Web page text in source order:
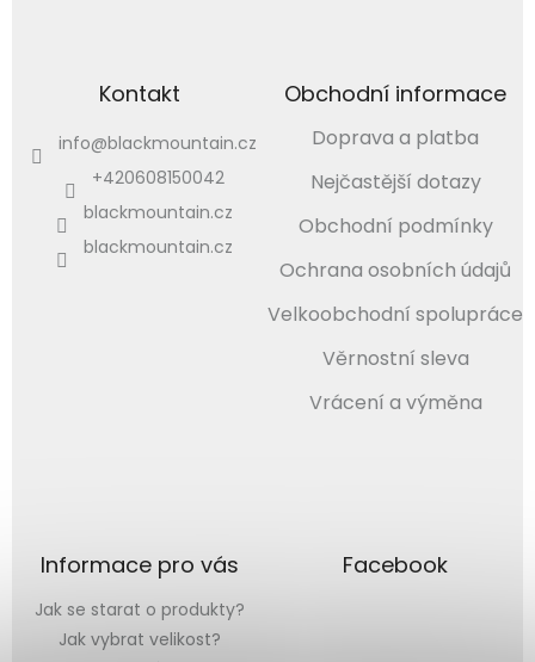
Kontakt
info@blackmountain.cz
+420608150042
blackmountain.cz
blackmountain.cz
Obchodní informace
Doprava a platba
Nejčastější dotazy
Obchodní podmínky
Ochrana osobních údajů
Velkoobchodní spolupráce
Věrnostní sleva
Vrácení a výměna
Informace pro vás
Jak se starat o produkty?
Jak vybrat velikost?
Facebook